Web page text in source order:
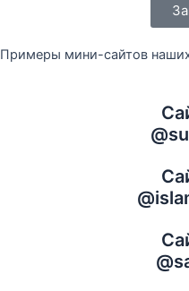
Примеры мини-сайтов